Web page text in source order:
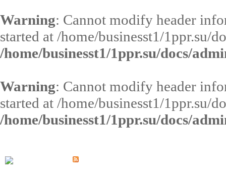
Warning: Cannot modify header
started at /home/businesst1/1ppr.su/
/home/businesst1/1ppr.su/docs/
Warning: Cannot modify header
started at /home/businesst1/1ppr.su/
/home/businesst1/1ppr.su/docs/